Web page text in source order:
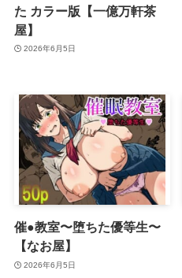
た カラー版【一億万軒茶
屋】
2026年6月5日
催●教室〜堕ちた優等生〜
【なお屋】
2026年6月5日